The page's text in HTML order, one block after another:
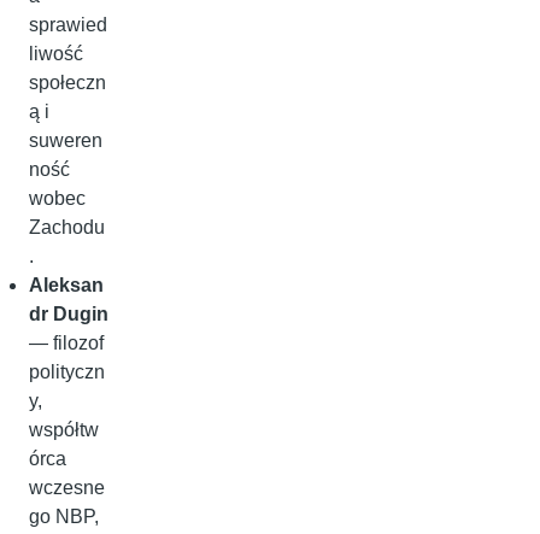
sprawied
liwość
społeczn
ą i
suweren
ność
wobec
Zachodu
.
Aleksan
dr Dugin
— filozof
polityczn
y,
współtw
órca
wczesne
go NBP,